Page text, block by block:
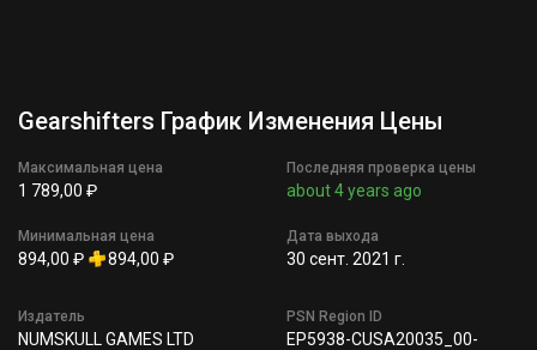
Gearshifters График Изменения Цены
Максимальная цена
1 789,00 ₽
Минимальная цена
894,00 ₽ 894,00 ₽
Последняя проверка цены
about 4 years ago
Дата выхода
30 сент. 2021 г.
Издатель
NUMSKULL GAMES LTD
PSN Region ID
EP5938-CUSA20035_00-